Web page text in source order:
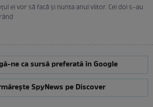
ei vor să facă și nunta anul viitor. Cei doi s-au
ne ca sursă preferată în Google
SpyNews pe Discover